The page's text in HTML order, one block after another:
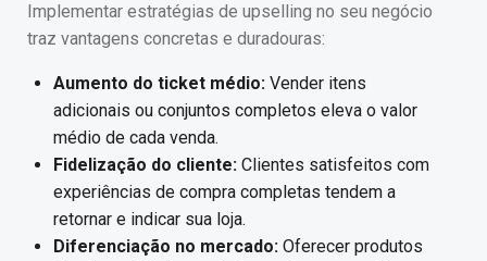
Implementar estratégias de upselling no seu negócio
traz vantagens concretas e duradouras:
Aumento do ticket médio: Vender itens
adicionais ou conjuntos completos eleva o valor
médio de cada venda.
Fidelização do cliente: Clientes satisfeitos com
experiências de compra completas tendem a
retornar e indicar sua loja.
Diferenciação no mercado: Oferecer produtos